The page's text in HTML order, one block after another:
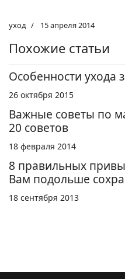
уход 15 апреля 2014
Похожие статьи
Особенности ухода
26 октября 2015
Важные советы по
20 советов
18 февраля 2014
8 правильных
Вам подольше
18 сентября 2013